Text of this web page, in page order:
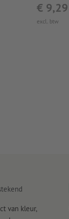
excl. btw
€ 9,29
van kleur,